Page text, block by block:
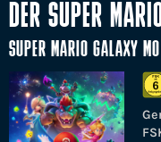
DER SUPER
SUPER MARIO GALAXY